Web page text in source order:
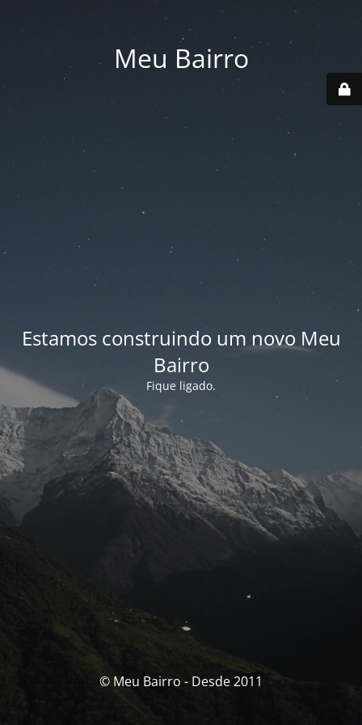
Meu Bairro
Estamos construindo um novo Meu
Bairro
Fique ligado.
© Meu Bairro - Desde 2011